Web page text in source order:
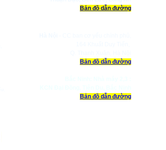
Bản đồ dẫn đường
Bản đồ dẫn đường
Bản đồ dẫn đường